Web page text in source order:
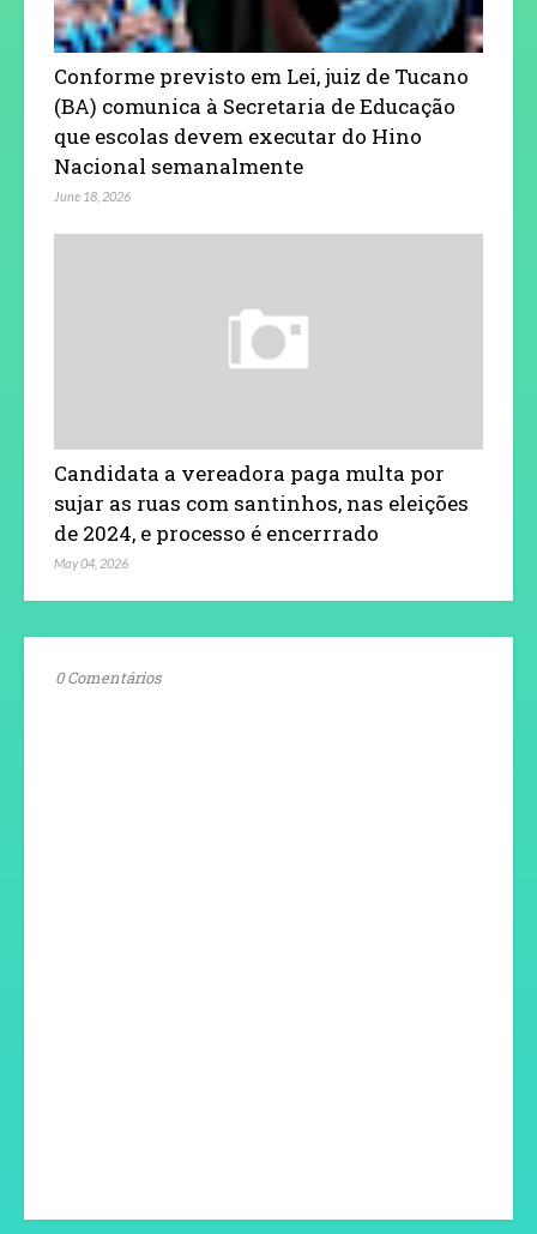
Conforme previsto em Lei, juiz de Tucano
(BA) comunica à Secretaria de Educação
que escolas devem executar do Hino
Nacional semanalmente
June 18, 2026
Candidata a vereadora paga multa por
sujar as ruas com santinhos, nas eleições
de 2024, e processo é encerrrado
May 04, 2026
0 Comentários